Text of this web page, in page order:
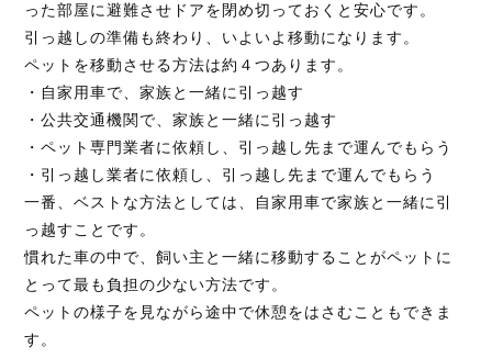
った部屋に避難させドアを閉め切っておくと安心です。
引っ越しの準備も終わり、いよいよ移動になります。
ペットを移動させる方法は約４つあります。
・自家用車で、家族と一緒に引っ越す
・公共交通機関で、家族と一緒に引っ越す
・ペット専門業者に依頼し、引っ越し先まで運んでもらう
・引っ越し業者に依頼し、引っ越し先まで運んでもらう
一番、ベストな方法としては、自家用車で家族と一緒に引
っ越すことです。
慣れた車の中で、飼い主と一緒に移動することがペットに
とって最も負担の少ない方法です。
ペットの様子を見ながら途中で休憩をはさむこともできま
す。